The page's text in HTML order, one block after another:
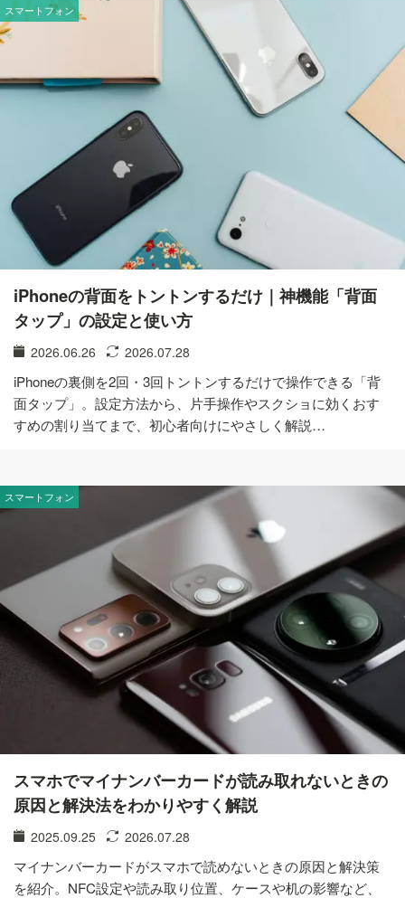
スマートフォン
iPhoneの背面をトントンするだけ｜神機能「背面
タップ」の設定と使い方
2026.06.26 2026.07.28
iPhoneの裏側を2回・3回トントンするだけで操作できる「背
面タップ」。設定方法から、片手操作やスクショに効くおす
すめの割り当てまで、初心者向けにやさしく解説…
スマートフォン
スマホでマイナンバーカードが読み取れないときの
原因と解決法をわかりやすく解説
2025.09.25 2026.07.28
マイナンバーカードがスマホで読めないときの原因と解決策
を紹介。NFC設定や読み取り位置、ケースや机の影響など、